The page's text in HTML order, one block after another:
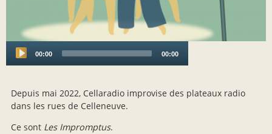
00:00 00:00
Depuis mai 2022, Cellaradio improvise des plateaux radio
dans les rues de Celleneuve.
Ce sont Les Impromptus.